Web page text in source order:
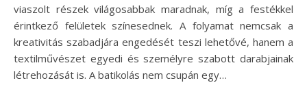
viaszolt részek világosabbak maradnak, míg a festékkel
érintkező felületek színesednek. A folyamat nemcsak a
kreativitás szabadjára engedését teszi lehetővé, hanem a
textilművészet egyedi és személyre szabott darabjainak
létrehozását is. A batikolás nem csupán egy…